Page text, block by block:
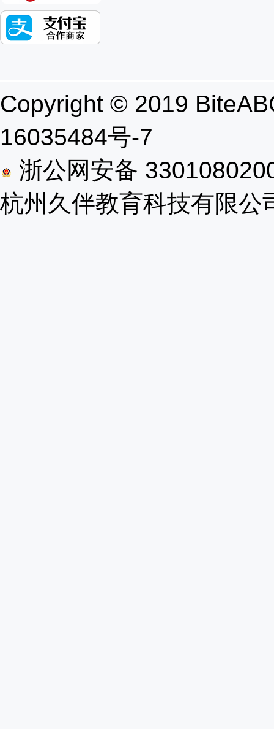
Copyright © 2019
16035484号-7
浙公网安备
杭州久伴教育科技有限公